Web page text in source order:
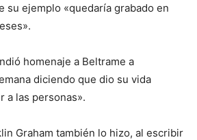
su ejemplo «quedaría grabado en
homenaje a Beltrame a
diciendo que dio su vida
a las personas».
Graham también lo hizo, al escribir